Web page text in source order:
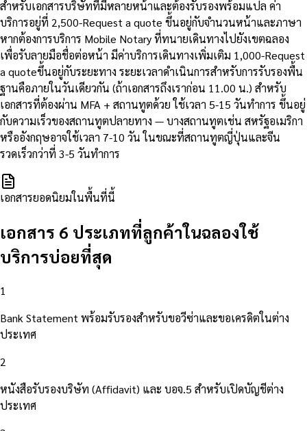
สำหรับเอกสารบริษัทที่มีหลายหน้าและต้องรับรองพร้อมแปล ค่า
บริการอยู่ที่ 2,500-Request a quote ขึ้นอยู่กับจำนวนหน้าและภาษา
หากต้องการบริการ Mobile Notary ที่ทนายเดินทางไปยังเขตฉลอง
เพื่อรับลายมือชื่อต่อหน้า มีค่าบริการเดินทางเพิ่มเติม 1,000-Request
a quoteขึ้นอยู่กับระยะทาง ระยะเวลาดำเนินการสำหรับการรับรองพื้น
ฐานคือภายในวันเดียวกัน (ถ้าเอกสารถึงเราก่อน 11.00 น.) สำหรับ
เอกสารที่ต้องผ่าน MFA + สถานทูตด้วย ใช้เวลา 5-15 วันทำการ ขึ้นอยู่
กับความเร็วของสถานทูตปลายทาง — บางสถานทูตเช่น สหรัฐอเมริกา
หรืออังกฤษอาจใช้เวลา 7-10 วัน ในขณะที่สถานทูตญี่ปุ่นและจีน
รวดเร็วกว่าที่ 3-5 วันทำการ
เอกสารยอดนิยมในพื้นที่นี้
เอกสาร 6 ประเภทที่ลูกค้าในฉลองใช้
บริการบ่อยที่สุด
1
Bank Statement พร้อมรับรองสำหรับขอวีซ่าและขอเครดิตในต่าง
ประเทศ
2
หนังสือรับรองบริษัท (Affidavit) และ บอจ.5 สำหรับเปิดบัญชีต่าง
ประเทศ